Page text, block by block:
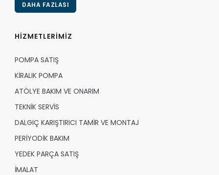
DAHA FAZLASI
HİZMETLERİMİZ
POMPA SATIŞ
KİRALIK POMPA
ATÖLYE BAKIM VE ONARIM
TEKNİK SERVİS
DALGIÇ KARIŞTIRICI TAMİR VE MONTAJ
PERİYODİK BAKIM
YEDEK PARÇA SATIŞ
İMALAT